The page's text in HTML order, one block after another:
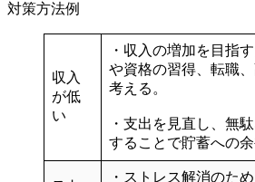
対策方法例
収入
が低
い
・収入の増加を目指
や資格の習得、転職
考える。
・ 支出を見直し、無
することで貯蓄への余
・ストレス解消のた